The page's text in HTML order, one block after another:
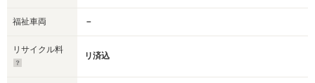
福祉車両 －
リサイクル料
リ済込